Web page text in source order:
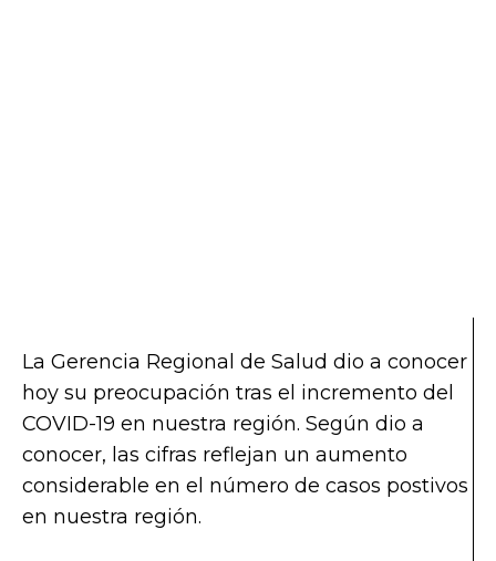
La Gerencia Regional de Salud dio a conocer
hoy su preocupación tras el incremento del
COVID-19 en nuestra región. Según dio a
conocer, las cifras reflejan un aumento
considerable en el número de casos postivos
en nuestra región.